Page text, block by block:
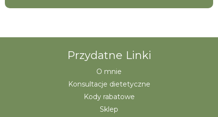
Przydatne Linki
O mnie
Konsultacje dietetyczne
Kody rabatowe
Sklep